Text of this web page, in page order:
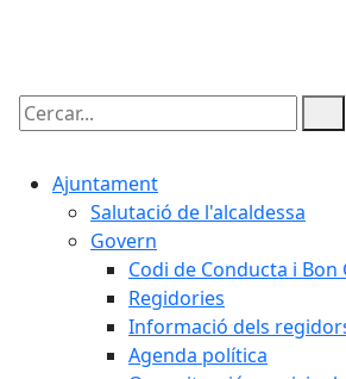
Cercar:
Ajuntament
Salutació de l'alcaldessa
Govern
Codi de Conducta i Bon
Regidories
Informació dels
Agenda política